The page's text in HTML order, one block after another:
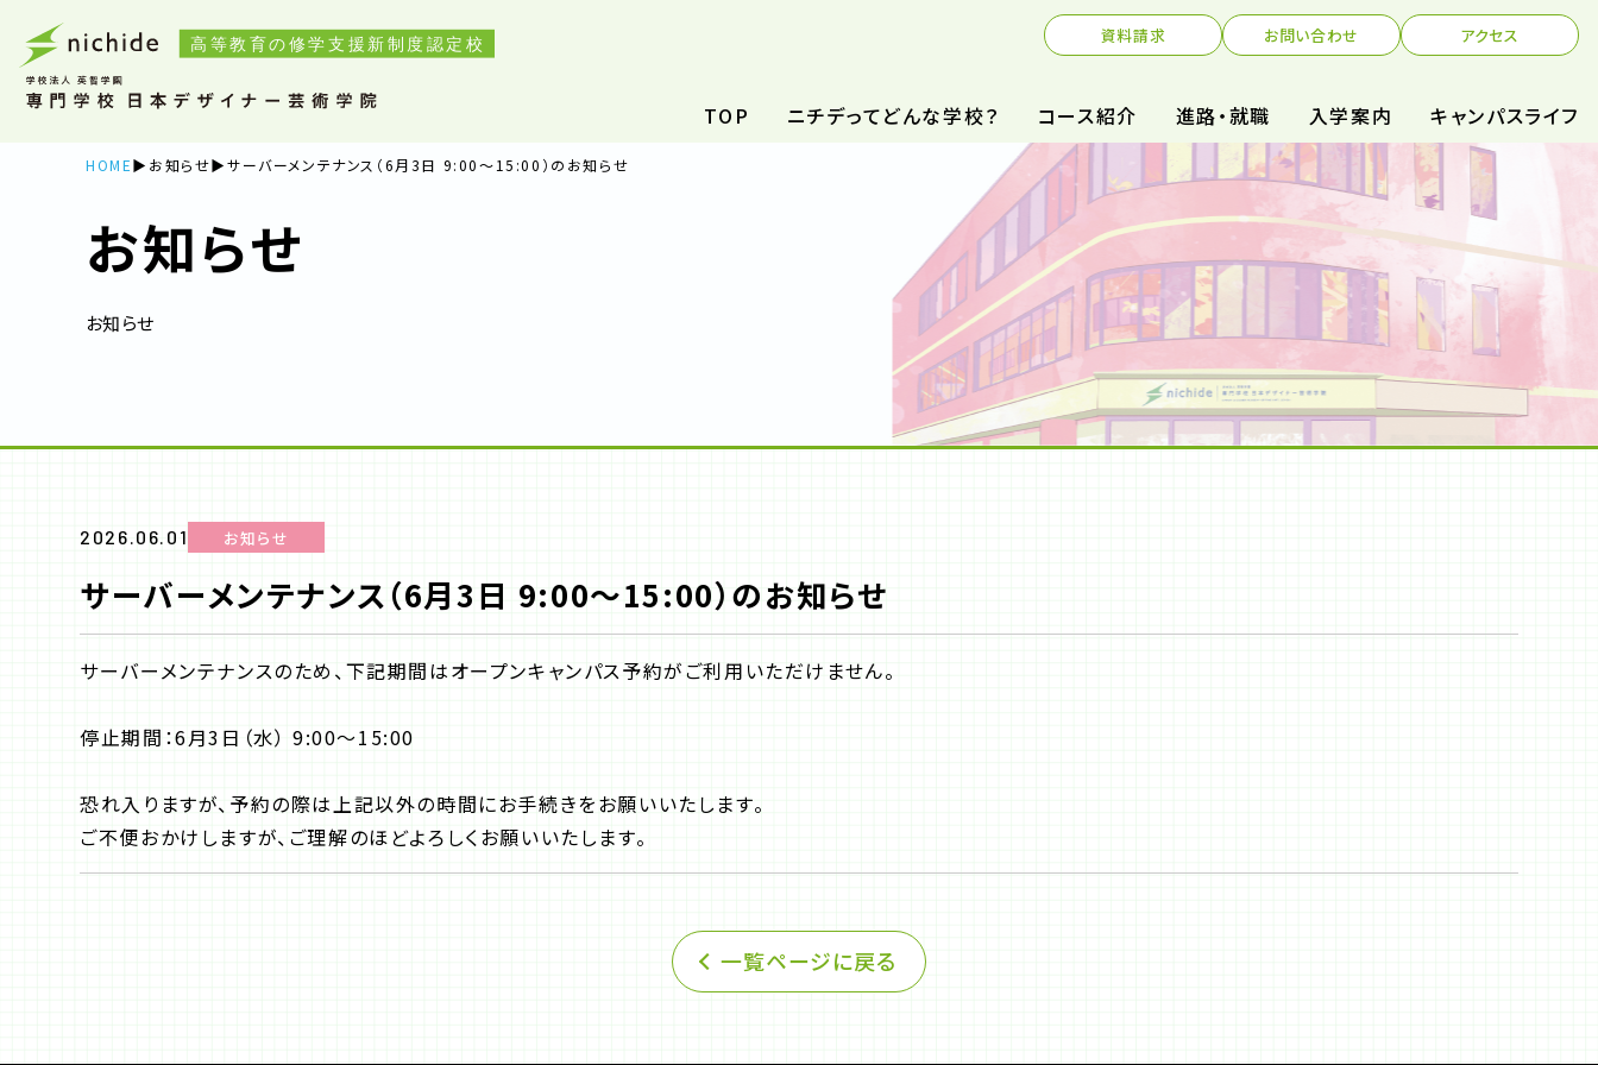
TOP ニチデってどんな学校？ コース紹介 進路・就職 入学案内 キャンパスライフ
資料請求 お問い合わせ アクセス
HOME お知らせ サーバーメンテナンス（6月3日 9:00〜15:00）のお知らせ
お知らせ
お知らせ
2026.06.01 お知らせ
サーバーメンテナンス（6月3日 9:00〜15:00）のお知らせ
サーバーメンテナンスのため、下記期間はオープンキャンパス予約がご利用いただけません。
停止期間：6月3日（水） 9:00〜15:00
恐れ入りますが、予約の際は上記以外の時間にお手続きをお願いいたします。
ご不便おかけしますが、ご理解のほどよろしくお願いいたします。
一覧ページに戻る